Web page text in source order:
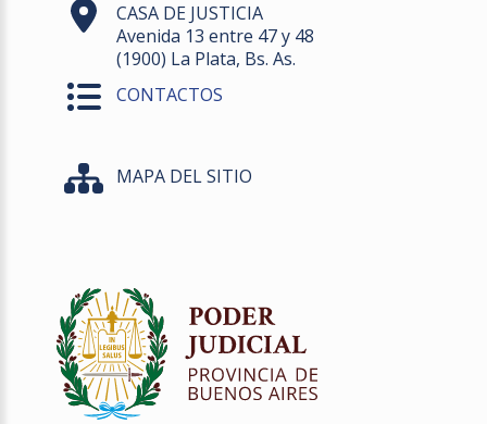
CASA DE JUSTICIA
Avenida 13 entre 47 y 48
(1900) La Plata, Bs. As.
CONTACTOS
MAPA DEL SITIO